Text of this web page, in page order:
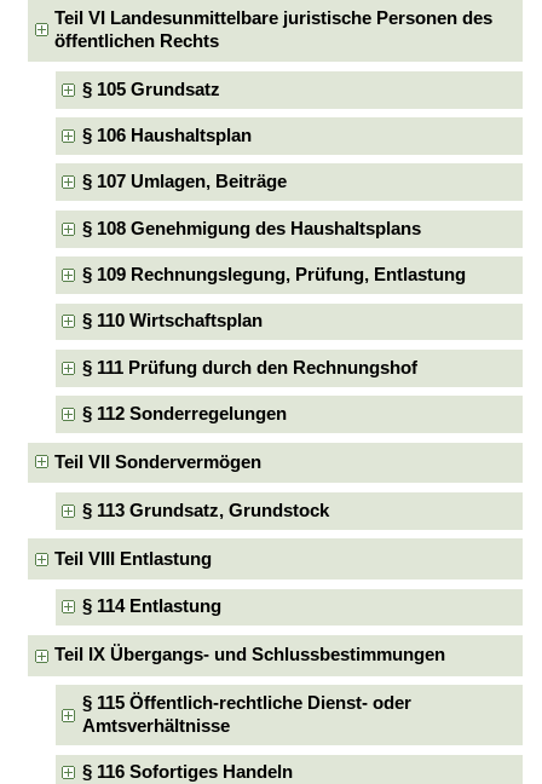
Teil VI Landesunmittelbare juristische Personen des
öffentlichen Rechts
§ 105 Grundsatz
§ 106 Haushaltsplan
§ 107 Umlagen, Beiträge
§ 108 Genehmigung des Haushaltsplans
§ 109 Rechnungslegung, Prüfung, Entlastung
§ 110 Wirtschaftsplan
§ 111 Prüfung durch den Rechnungshof
§ 112 Sonderregelungen
Teil VII Sondervermögen
§ 113 Grundsatz, Grundstock
Teil VIII Entlastung
§ 114 Entlastung
Teil IX Übergangs- und Schlussbestimmungen
§ 115 Öffentlich-rechtliche Dienst- oder
Amtsverhältnisse
§ 116 Sofortiges Handeln